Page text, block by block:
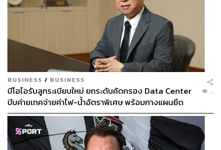
BUSINESS / BUSINESS
บีโอไอรับลูกระเบียบใหม่ ยกระดับคัดกรอง Data Center
บีบค่ายเทคจ่ายค่าไฟ-น้ำอัตราพิเศษ พร้อมกางแผนยึด
ประโยชน์ประเทศเป็นหลัก
...